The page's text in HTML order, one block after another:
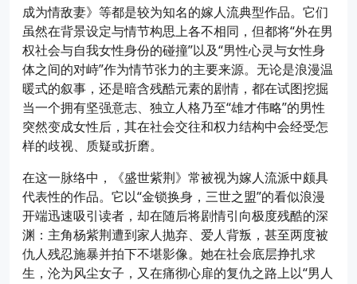
成为情敌妻》等都是较为知名的嫁人流典型作品。它们
虽然在背景设定与情节构思上各不相同，但都将“外在男
权社会与自我女性身份的碰撞”以及“男性心灵与女性身
体之间的对峙”作为情节张力的主要来源。无论是浪漫温
暖式的叙事，还是暗含残酷元素的剧情，都在试图挖掘
当一个拥有坚强意志、独立人格乃至“雄才伟略”的男性
突然变成女性后，其在社会交往和权力结构中会经受怎
样的歧视、质疑或折磨。
在这一脉络中，《盛世紫荆》常被视为嫁人流派中颇具
代表性的作品。它以“金锁换身，三世之盟”的看似浪漫
开端迅速吸引读者，却在随后将剧情引向极度残酷的深
渊：主角杨紫荆遭到家人抛弃、爱人背叛，甚至两度被
仇人残忍施暴并拍下不堪影像。她在社会底层挣扎求
生，沦为风尘女子，又在痛彻心扉的复仇之路上以“男人